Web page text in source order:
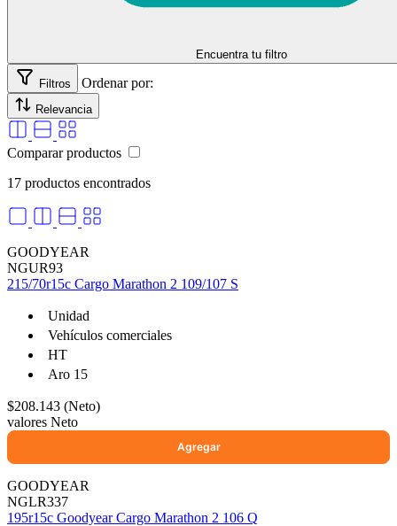
selladores
94 (670 Kg)
98 (750 kg)
99 (775 kg)
Encuentra tu filtro
Filtros Ordenar por:
Relevancia
Comparar productos
17 productos encontrados
GOODYEAR
NGUR93
215/70r15c Cargo Marathon 2 109/107 S
Unidad
Vehículos comerciales
HT
Aro 15
$208.143 (Neto)
valores Neto
GOODYEAR
NGLR337
195r15c Goodyear Cargo Marathon 2 106 Q